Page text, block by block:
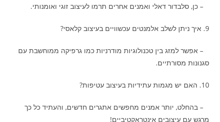
– כן, סלבדור דאלי ואמנים אחרים תרמו לעיצוב זוגי ואומנותי.
9. איך ניתן לשלב אלמנטים עכשוויים בעיצוב קלאסי?
– אפשר למזג בין טכנולוגיות מודרניות כמו גרפיקה ממוחשבת עם
סגנונות מסורתיים.
10. האם יש מגמות עתידיות בעיצוב עטיפות?
– בהחלט, יותר אמנים מחפשים אתגרים חדשים, והעתיד כל כך
מרגש עם עיצובים אינטראקטיביים!